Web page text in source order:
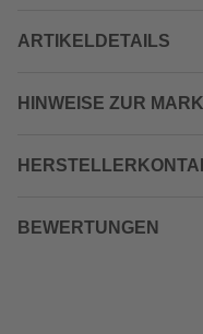
ARTIKELDETAILS
HINWEISE ZUR
BEWERTUNGEN